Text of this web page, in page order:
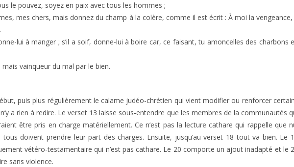
le pouvez, soyez en paix avec tous les hommes ;
mes chers, mais donnez du champ à la colère, comme il est écrit : À moi la vengeance,
lui à manger ; s’il a soif, donne-lui à boire car, ce faisant, tu amoncelles des charbons
vainqueur du mal par le bien.
puis plus régulièrement le calame judéo-chrétien qui vient modifier ou renforcer
a rien à redire. Le verset 13 laisse sous-entendre que les membres de la communautés
être pris en charge matériellement. Ce n’est pas la lecture cathare qui rappelle que
tous doivent prendre leur part des charges. Ensuite, jusqu’au verset 18 tout va bien. Le
vétéro-testamentaire qui n’est pas cathare. Le 20 comporte un ajout inadapté et le
sans violence.